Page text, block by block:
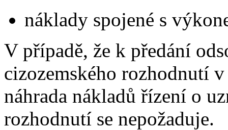
náklady spojené s
V případě, že k předání
cizozemského rozhodnutí
náhrada nákladů řízení o
rozhodnutí se nepožaduje.